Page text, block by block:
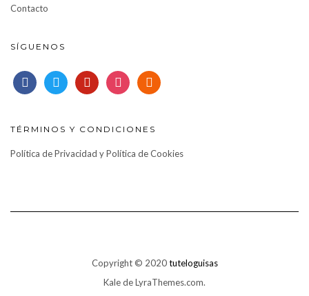
Contacto
SÍGUENOS
facebooktwitter pinterestinstagramrss
TÉRMINOS Y CONDICIONES
Política de Privacidad y Política de Cookies
Copyright © 2020tuteloguisas
Kalede LyraThemes.com.